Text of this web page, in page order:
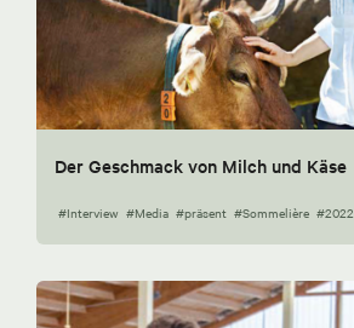
Der Geschmack von Milch und Käse
#Interview #Media #präsent #Sommelière #2022